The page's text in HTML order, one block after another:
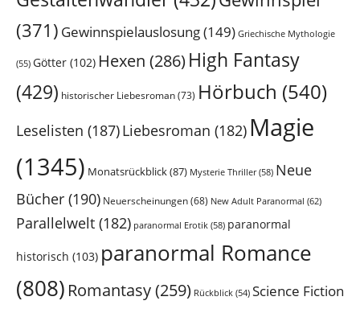
(371) Gewinnspielauslosung(149) Griechische Mythologie
(55) Götter (102) Hexen (286) High Fantasy
(429) historischer Liebesroman(73) Hörbuch (540)
Leselisten (187)Liebesroman (182) Magie
(1345) Monatsrückblick(87) Mysterie Thriller(58) Neue
Bücher (190) Neuerscheinungen(68) New Adult Paranormal (62)
Parallelwelt (182) paranormal Erotik (58) paranormal
historisch (103) paranormal Romance
(808) Romantasy(259) Rückblick (54) Science Fiction